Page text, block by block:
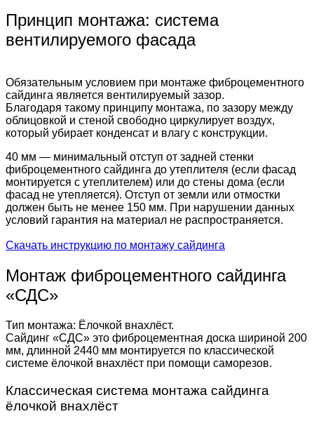
Принцип монтажа: система
вентилируемого фасада
Обязательным условием при монтаже фиброцементного
сайдинга является вентилируемый зазор.
Благодаря такому принципу монтажа, по зазору между
облицовкой и стеной свободно циркулирует воздух,
который убирает конденсат и влагу с конструкции.
40 мм — минимальный отступ от задней стенки
фиброцементного сайдинга до утеплителя (если фасад
монтируется с утеплителем) или до стены дома (если
фасад не утепляется). Отступ от земли или отмостки
должен быть не менее 150 мм. При нарушении данных
условий гарантия на материал не распространяется.
Скачать инструкцию по монтажу сайдинга
Монтаж фиброцементного сайдинга
«СДС»
Тип монтажа: Ёлочкой внахлёст.
Сайдинг «СДС» это фиброцементная доска шириной 200
мм, длинной 2440 мм монтируется по классической
системе ёлочкой внахлёст при помощи саморезов.
Классическая система монтажа сайдинга
ёлочкой внахлёст